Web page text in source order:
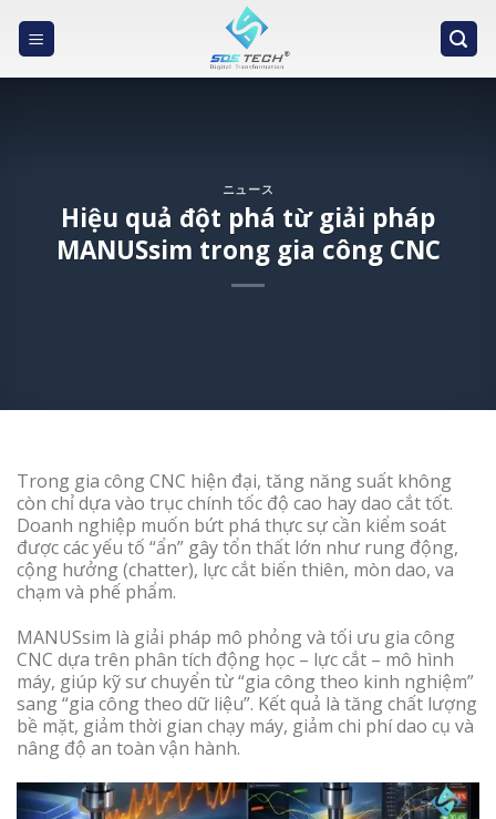
ニュース
Hiệu quả đột phá từ giải pháp
MANUSsim trong gia công CNC
Trong gia công CNC hiện đại, tăng năng suất không
còn chỉ dựa vào trục chính tốc độ cao hay dao cắt tốt.
Doanh nghiệp muốn bứt phá thực sự cần kiểm soát
được các yếu tố “ẩn” gây tổn thất lớn như rung động,
cộng hưởng (chatter), lực cắt biến thiên, mòn dao, va
chạm và phế phẩm.
MANUSsim là giải pháp mô phỏng và tối ưu gia công
CNC dựa trên phân tích động học – lực cắt – mô hình
máy, giúp kỹ sư chuyển từ “gia công theo kinh nghiệm”
sang “gia công theo dữ liệu”. Kết quả là tăng chất lượng
bề mặt, giảm thời gian chạy máy, giảm chi phí dao cụ và
nâng độ an toàn vận hành.